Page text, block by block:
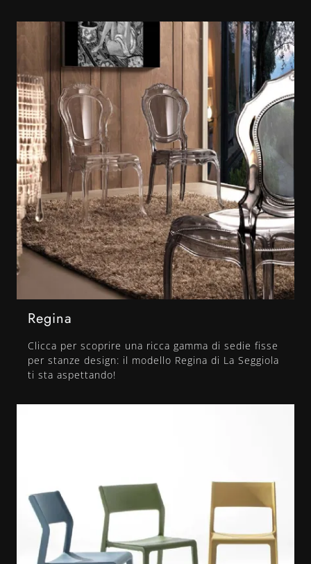
Regina
Clicca per scoprire una ricca gamma di sedie fisse
per stanze design: il modello Regina di La Seggiola
ti sta aspettando!